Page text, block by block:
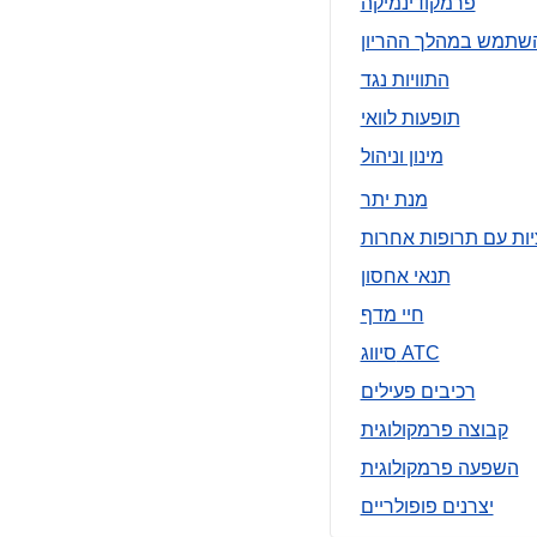
במהלך ההריון
התוויות נגד
תופעות לוואי
מינון וניהול
מנת יתר
עם תרופות אחרות
תנאי אחסון
חיי מדף
סיווג ATC
רכיבים פעילים
קבוצה פרמקולוגית
השפעה פרמקולוגית
יצרנים פופולריים